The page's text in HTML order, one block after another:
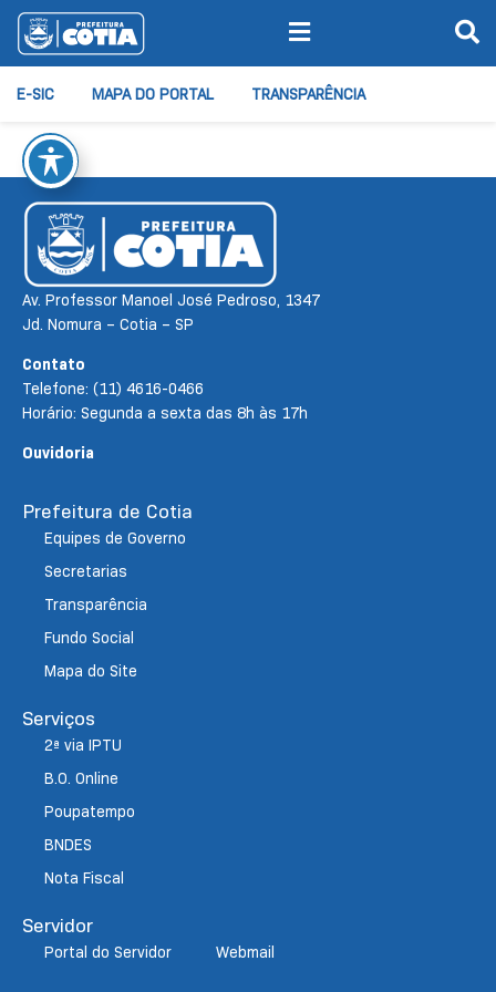
E-SIC MAPA DO PORTAL TRANSPARÊNCIA
Av. Professor Manoel José Pedroso, 1347
Jd. Nomura – Cotia – SP
Contato
Telefone: (11) 4616-0466
Horário: Segunda a sexta das 8h às 17h
Ouvidoria
Prefeitura de Cotia
Equipes de Governo
Secretarias
Transparência
Fundo Social
Mapa do Site
Serviços
2ª via IPTU
B.O. Online
Poupatempo
BNDES
Nota Fiscal
Servidor
Portal do Servidor Webmail